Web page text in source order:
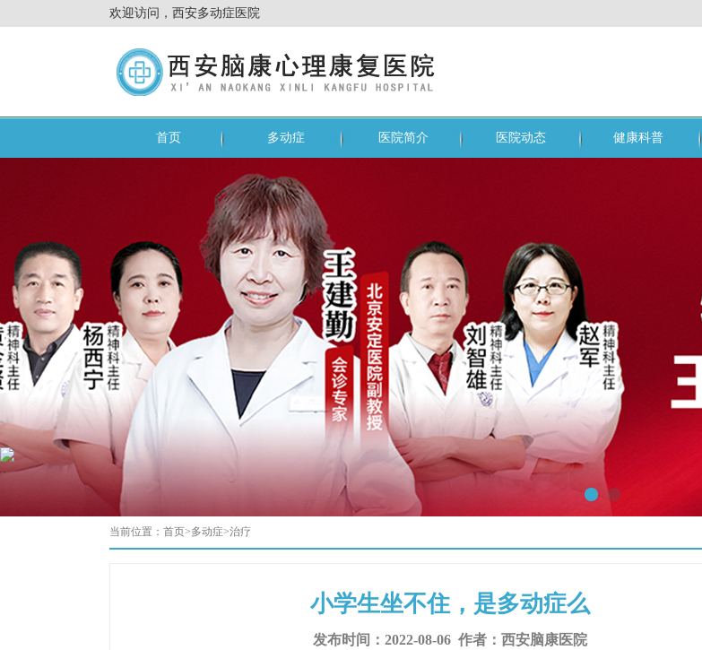
欢迎访问，西安多动症医院
首页 多动症 医院简介 医院动态 健康科普
当前位置： 首页>多动症>治疗
小学生坐不住，是多动症么
发布时间：2022-08-06 作者： 西安脑康医院